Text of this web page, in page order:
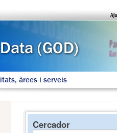
àrees i serveis
Cercador